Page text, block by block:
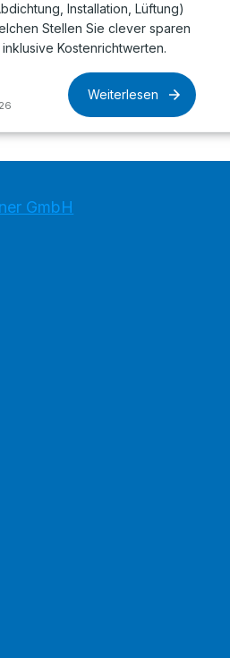
Installation, Lüftung)
Stellen Sie clever sparen
Kostenrichtwerten.
Weiterlesen
GmbH